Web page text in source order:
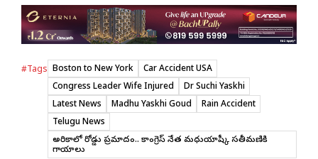
#Tags Boston to New York
Car Accident USA
Congress Leader Wife Injured
Dr Suchi Yaskhi
Latest News
Madhu Yaskhi Goud
Rain Accident
Telugu News
అమెరికాలో రోడ్డు ప్రమాదం.. కాంగ్రెస్ నేత మధుయాష్కీ సతీమణికి
గాయాలు